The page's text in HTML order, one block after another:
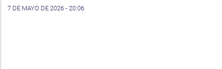
7 DE MAYO DE 2026 - 20:06